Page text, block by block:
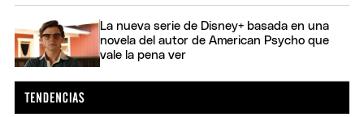
La nueva serie de Disney+ basada en una
novela del autor de American Psycho que
vale la pena ver